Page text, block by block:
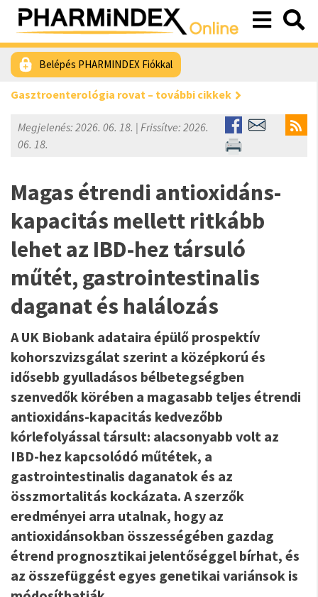
Belépés PHARMINDEX Fiókkal
Gasztroenterológia rovat – további cikkek
Megjelenés: 2026. 06. 18. | Frissítve: 2026.
06. 18.
Magas étrendi antioxidáns-
kapacitás mellett ritkább
lehet az IBD-hez társuló
műtét, gastrointestinalis
daganat és halálozás
A UK Biobank adataira épülő prospektív
kohorszvizsgálat szerint a középkorú és
idősebb gyulladásos bélbetegségben
szenvedők körében a magasabb teljes étrendi
antioxidáns-kapacitás kedvezőbb
kórlefolyással társult: alacsonyabb volt az
IBD-hez kapcsolódó műtétek, a
gastrointestinalis daganatok és az
összmortalitás kockázata. A szerzők
eredményei arra utalnak, hogy az
antioxidánsokban összességében gazdag
étrend prognosztikai jelentőséggel bírhat, és
az összefüggést egyes genetikai variánsok is